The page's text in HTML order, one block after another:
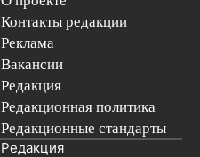
Контакты редакции
Реклама
Вакансии
Редакция
Редакционная политика
Редакционные стандарты
Редакция